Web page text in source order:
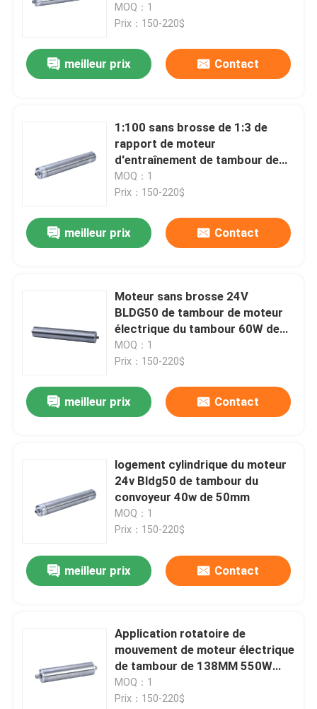
MOQ：1
Prix：150-220$
meilleur prix Contact
1:100 sans brosse de 1:3 de
rapport de moteur
d'entraînement de tambour de
C.C 60w de 60mm
MOQ：1
Prix：150-220$
meilleur prix Contact
Moteur sans brosse 24V
BLDG50 de tambour de moteur
électrique du tambour 60W de
50MM
MOQ：1
Prix：150-220$
meilleur prix Contact
logement cylindrique du moteur
24v Bldg50 de tambour du
convoyeur 40w de 50mm
MOQ：1
Prix：150-220$
meilleur prix Contact
Application rotatoire de
mouvement de moteur électrique
de tambour de 138MM 550W
0.75HP
MOQ：1
Prix：150-220$